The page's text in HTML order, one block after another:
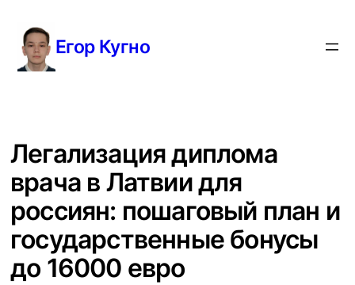
содержимому
Егор Кугно
Легализация диплома
врача в Латвии для
россиян: пошаговый план и
государственные бонусы
до 16000 евро